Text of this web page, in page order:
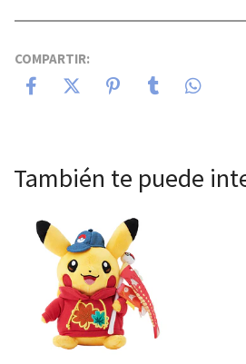
COMPARTIR:
También te puede